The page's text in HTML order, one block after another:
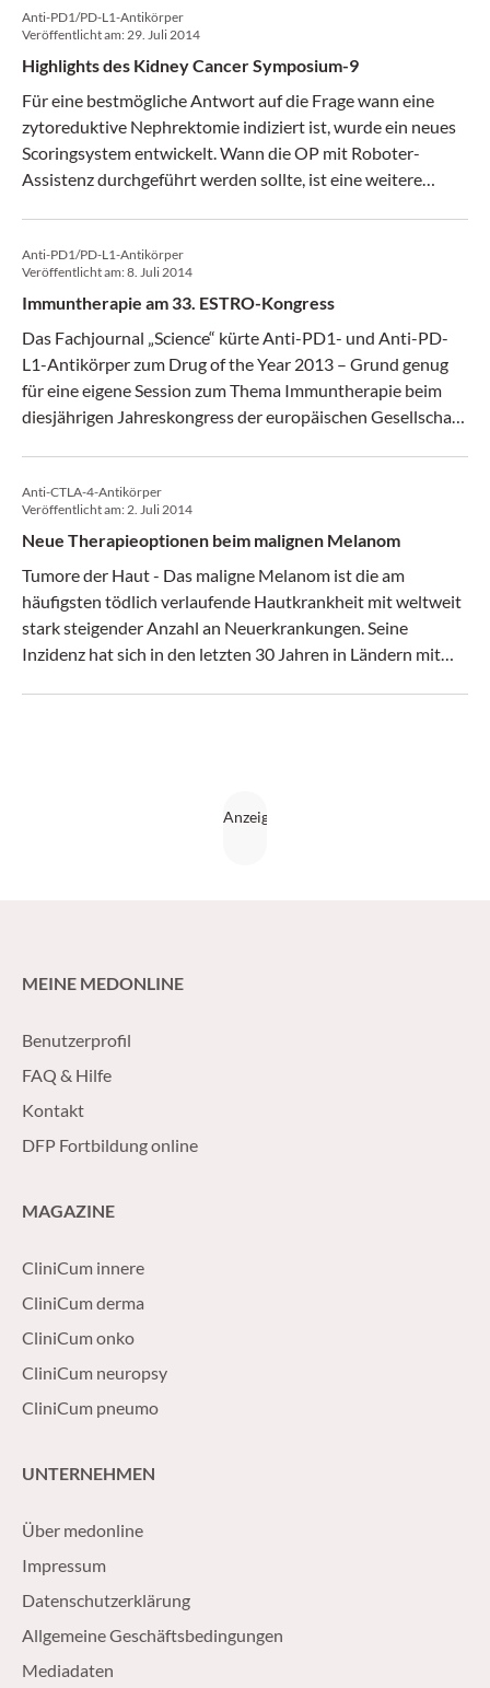
Anti-PD1/PD-L1-Antikörper
Veröffentlicht am:29. Juli 2014
Highlights des Kidney Cancer Symposium-9
Für eine bestmögliche Antwort auf die Frage wann eine
zytoreduktive Nephrektomie indiziert ist, wurde ein neues
Scoringsystem entwickelt. Wann die OP mit Roboter-
Assistenz durchgeführt werden sollte, ist eine weitere
Anti-PD1/PD-L1-Antikörper
Veröffentlicht am:8. Juli 2014
Immuntherapie am 33. ESTRO-Kongress
Das Fachjournal „Science“ kürte Anti-PD1- und Anti-PD-
L1-Antikörper zum Drug of the Year 2013 – Grund genug
für eine eigene Session zum Thema Immuntherapie beim
diesjährigen Jahreskongress der europäischen Gesellschaft
Anti-CTLA-4-Antikörper
Veröffentlicht am:2. Juli 2014
Neue Therapieoptionen beim malignen Melanom
Tumore der Haut - Das maligne Melanom ist die am
häufigsten tödlich verlaufende Hautkrankheit mit weltweit
stark steigender Anzahl an Neuerkrankungen. Seine
Inzidenz hat sich in den letzten 30 Jahren in Ländern mit
MEINE MEDONLINE
Benutzerprofil
FAQ & Hilfe
Kontakt
DFP Fortbildung online
MAGAZINE
CliniCum innere
CliniCum derma
CliniCum onko
CliniCum neuropsy
CliniCum pneumo
UNTERNEHMEN
Über medonline
Impressum
Datenschutzerklärung
Allgemeine Geschäftsbedingungen
Mediadaten